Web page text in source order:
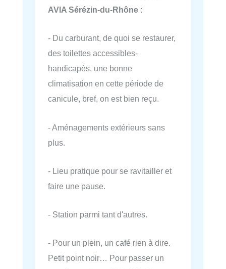
AVIA Sérézin-du-Rhône :
- Du carburant, de quoi se restaurer,
des toilettes accessibles-
handicapés, une bonne
climatisation en cette période de
canicule, bref, on est bien reçu.
- Aménagements extérieurs sans
plus.
- Lieu pratique pour se ravitailler et
faire une pause.
- Station parmi tant d'autres.
- Pour un plein, un café rien à dire.
Petit point noir… Pour passer un